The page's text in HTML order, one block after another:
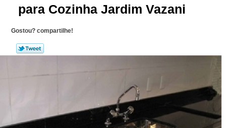
para Cozinha Jardim Vazani
Gostou? compartilhe!